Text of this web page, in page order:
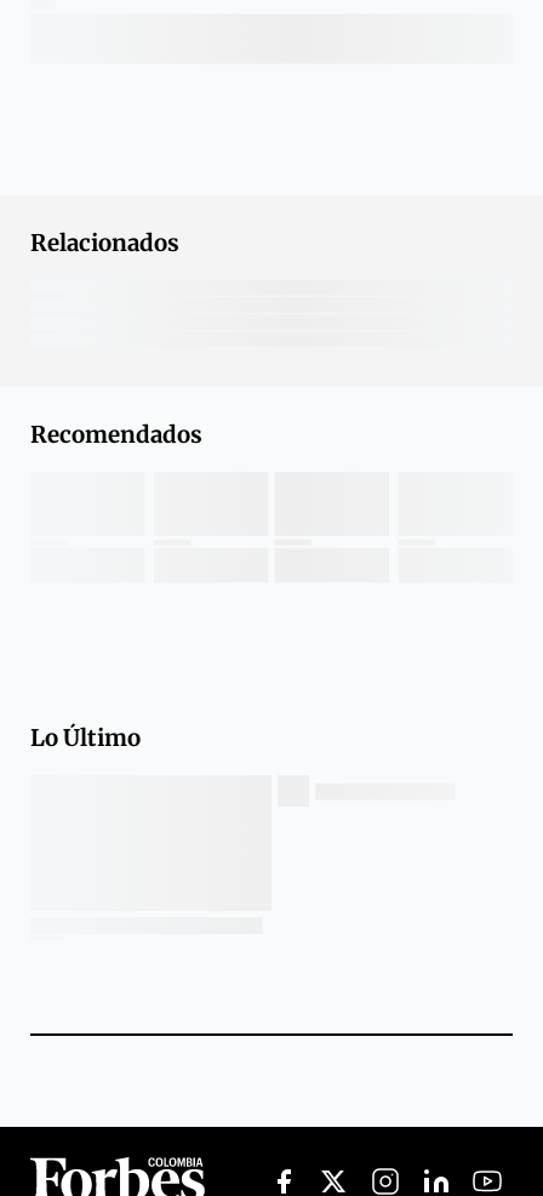
Relacionados
Recomendados
Lo Último